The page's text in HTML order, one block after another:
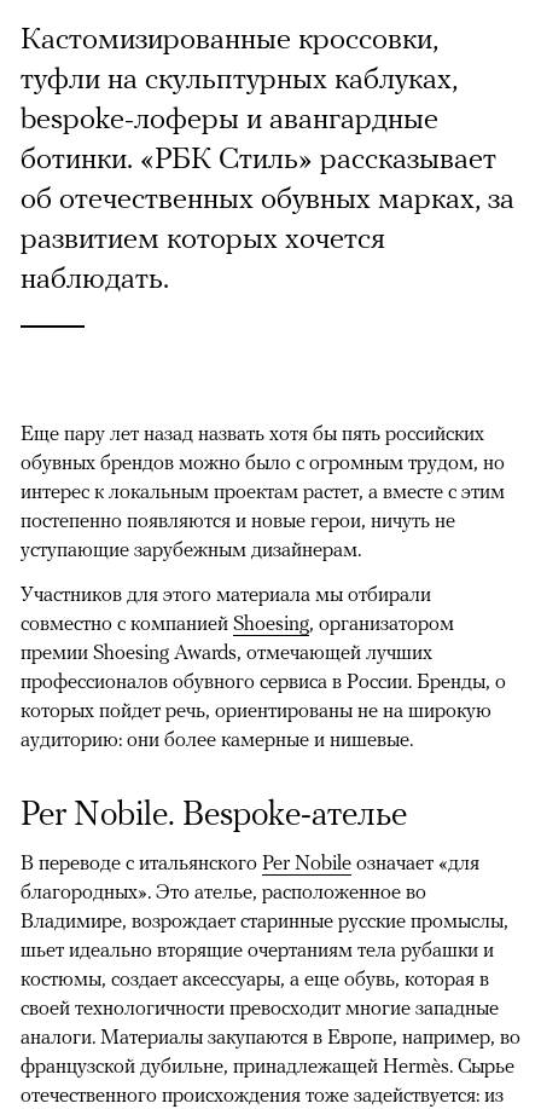
Кастомизированные кроссовки,
туфли на скульптурных каблуках,
bespoke-лоферы и авангардные
ботинки. «РБК Стиль» рассказывает
об отечественных обувных марках, за
развитием которых хочется
наблюдать.
Еще пару лет назад назвать хотя бы пять российских
обувных брендов можно было с огромным трудом, но
интерес к локальным проектам растет, а вместе с этим
постепенно появляются и новые герои, ничуть не
уступающие зарубежным дизайнерам.
Участников для этого материала мы отбирали
совместно с компанией Shoesing, организатором
премии Shoesing Awards, отмечающей лучших
профессионалов обувного сервиса в России. Бренды, о
которых пойдет речь, ориентированы не на широкую
аудиторию: они более камерные и нишевые.
Per Nobile. Bespoke-ателье
В переводе с итальянского Per Nobile означает «для
благородных». Это ателье, расположенное во
Владимире, возрождает старинные русские промыслы,
шьет идеально вторящие очертаниям тела рубашки и
костюмы, создает аксессуары, а еще обувь, которая в
своей технологичности превосходит многие западные
аналоги. Материалы закупаются в Европе, например, во
французской дубильне, принадлежащей Hermès. Сырье
отечественного происхождения тоже задействуется: из